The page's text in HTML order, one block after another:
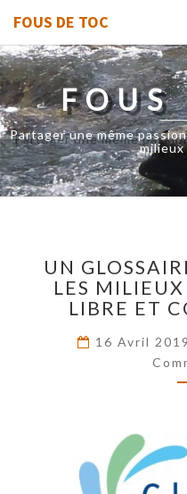
FOUS DE TOC
FOUS
Partager une même
UN
LES
LIBRE ET
16 Avril 2019